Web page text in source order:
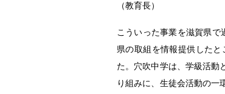
（教育長）
こういった事業を滋賀県
県の取組を情報提供した
た。穴吹中学は、学級活動
り組みに、生徒会活動の一